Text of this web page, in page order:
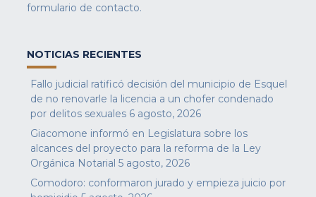
formulario de contacto.
NOTICIAS RECIENTES
Fallo judicial ratificó decisión del municipio de Esquel
de no renovarle la licencia a un chofer condenado
por delitos sexuales 6 agosto, 2026
Giacomone informó en Legislatura sobre los
alcances del proyecto para la reforma de la Ley
Orgánica Notarial 5 agosto, 2026
Comodoro: conformaron jurado y empieza juicio por